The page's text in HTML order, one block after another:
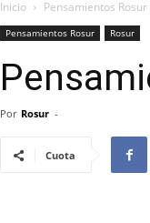
Inicio Pensamientos Rosur
Pensamientos Rosur Rosur
Por Rosur -
Cuota